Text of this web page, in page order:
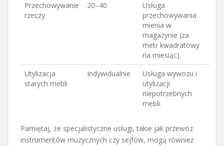
Przechowywanie
rzeczy
20–40
Usługa
przechowywania
mienia w
magazynie (za
metr kwadratowy
na miesiąc).
Utylizacja
starych mebli
Indywidualnie
Usługa wywozu i
utylizacji
niepotrzebnych
mebli.
Pamiętaj, że specjalistyczne usługi, takie jak przewóz
instrumentów muzycznych czy sejfów, mogą również